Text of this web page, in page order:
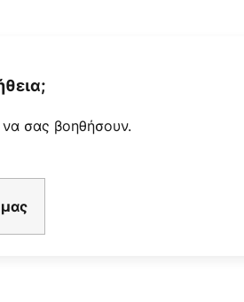
να σας βοηθήσουν.